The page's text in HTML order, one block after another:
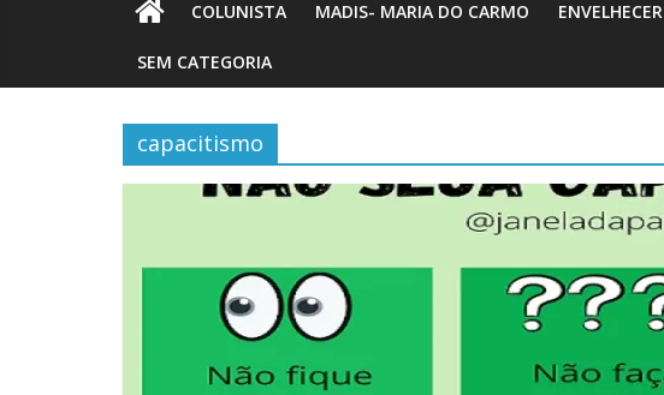
COLUNISTA MADIS- MARIA DO CARMO ENVELHECER
SEM CATEGORIA
capacitismo